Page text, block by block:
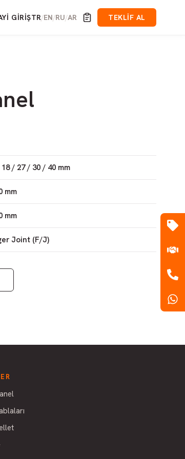
GIRIŞTR/EN/RU/AR TEKLIF AL
/ 27 / 30 / 40 mm
mm
mm
Joint (F/J)